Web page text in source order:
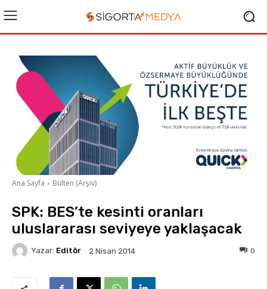
Ana Sayfa Bülten (Arşiv)
SPK: BES’te kesinti oranları
uluslararası seviyeye yaklaşacak
Yazar: Editör 2 Nisan 2014 0